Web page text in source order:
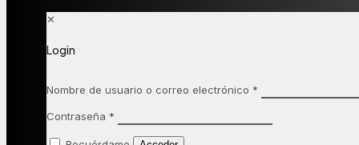
✕
Login
Nombre de usuario o correo electrónico *
Contraseña *